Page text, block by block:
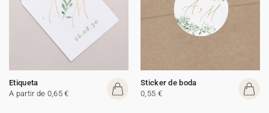
Etiqueta
A partir de 0,65 €
Sticker de boda
0,55 €